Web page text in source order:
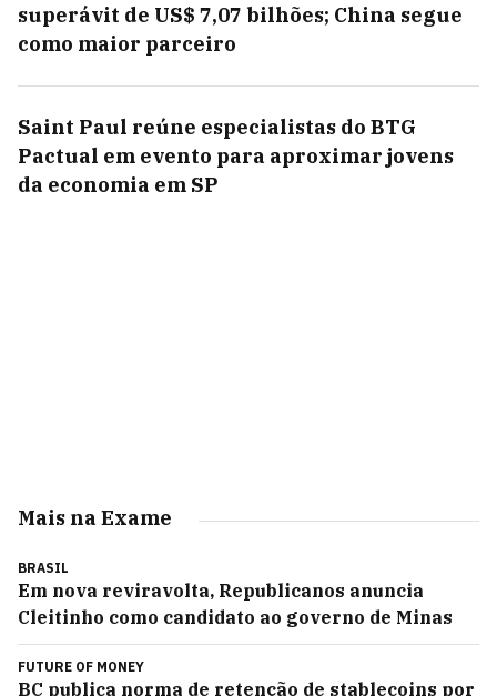
superávit de US$ 7,07 bilhões; China segue
como maior parceiro
Saint Paul reúne especialistas do BTG
Pactual em evento para aproximar jovens
da economia em SP
Mais na Exame
BRASIL
Em nova reviravolta, Republicanos anuncia
Cleitinho como candidato ao governo de Minas
FUTURE OF MONEY
BC publica norma de retenção de stablecoins por